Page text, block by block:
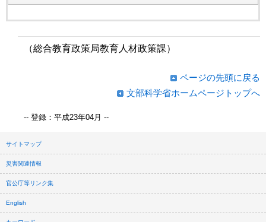
（総合教育政策局教育人材政策課）
ページの先頭に戻る
文部科学省ホームページトップへ
-- 登録：平成23年04月 --
サイトマップ
災害関連情報
官公庁等リンク集
English